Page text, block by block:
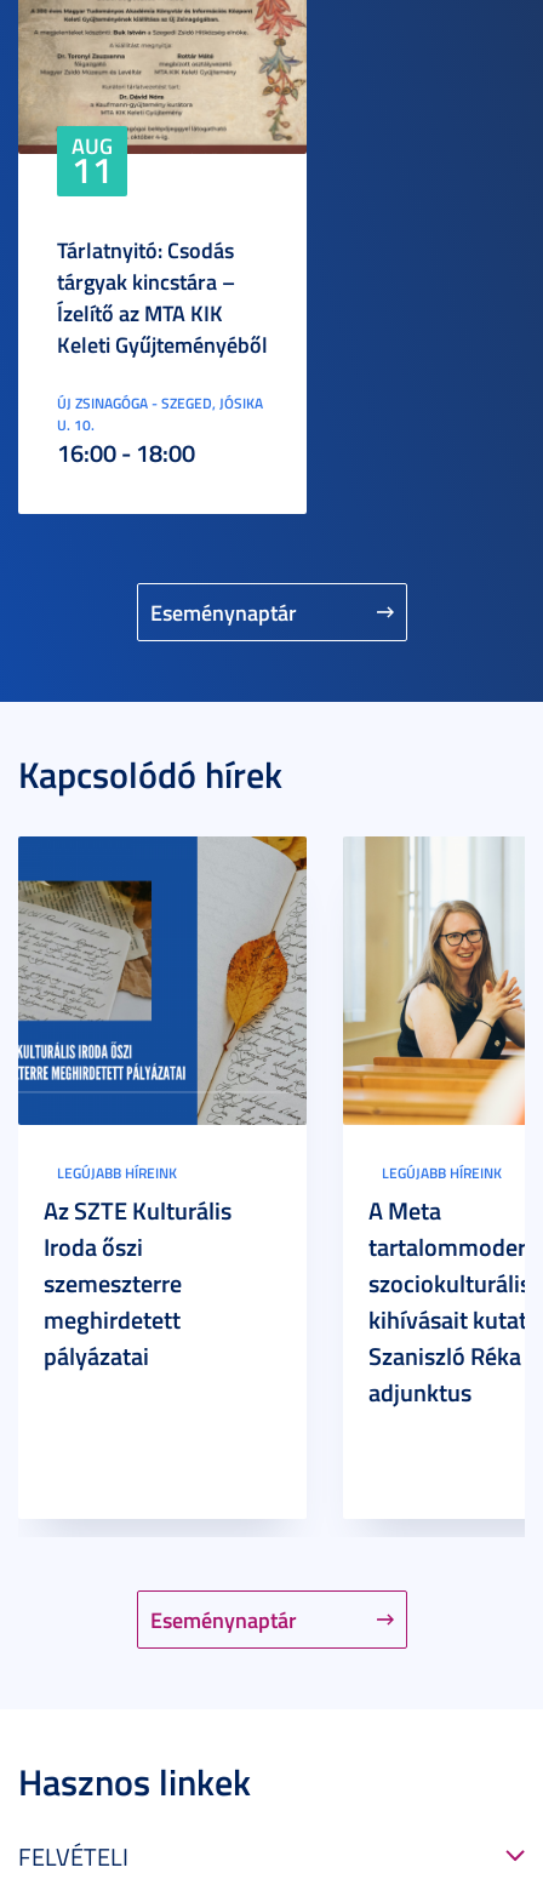
Eseménynaptár
AUG
11
Tárlatnyitó: Csodás
tárgyak kincstára –
Ízelítő az MTA KIK
Keleti Gyűjteményéből
ÚJ ZSINAGÓGA - SZEGED, JÓSIKA
U. 10.
16:00 - 18:00
Kapcsolódó hírek
Eseménynaptár
LEGÚJABB HÍREINK
Az SZTE Kulturális
Iroda őszi
szemeszterre
meghirdetett
pályázatai
LEGÚJABB HÍREINK
A Meta
szociokulturális
kihívásait
Szaniszló Réka
adjunktus
Hasznos linkek
FELVÉTELI